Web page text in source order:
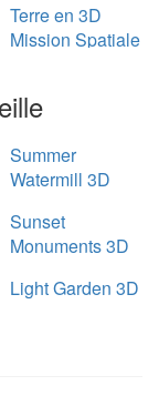
Terre en 3D
Mission Spatiale
Summer
Watermill 3D
Sunset
Monuments 3D
Light Garden 3D